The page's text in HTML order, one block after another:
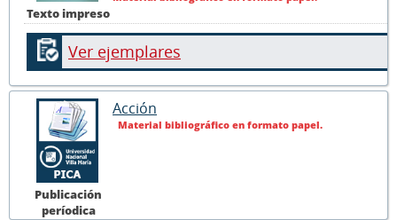
Texto impreso
Ver ejemplares
Publicación
períodica
Acción
Material bibliográfico en formato papel.